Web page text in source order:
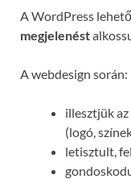
A WordPress
megjelenést
A webdesign során:
illesztjük
(logó,
letisztult,